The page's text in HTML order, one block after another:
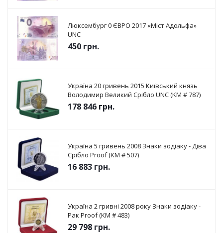
Люксембург 0 ЄВРО 2017 «Міст Адольфа»
UNC
450 грн.
Україна 20 гривень 2015 Київський князь
Володимир Великий Срібло UNC (KM # 787)
178 846 грн.
Україна 5 гривень 2008 Знаки зодіаку - Діва
Срібло Proof (KM # 507)
16 883 грн.
Україна 2 гривні 2008 року Знаки зодіаку -
Рак Proof (KM # 483)
29 798 грн.